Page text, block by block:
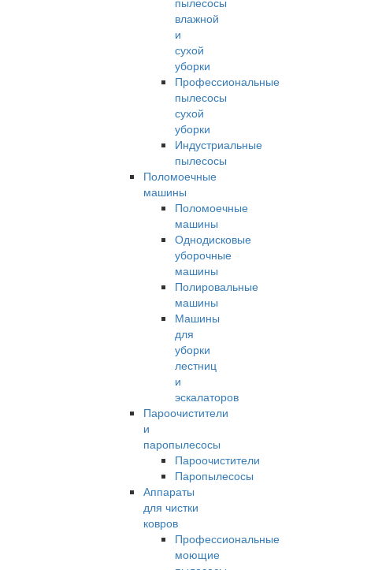
влажной
и
сухой
уборки
Профессиональные
пылесосы
сухой
уборки
Индустриальные
пылесосы
Поломоечные
машины
Поломоечные
машины
Однодисковые
уборочные
машины
Полировальные
машины
Машины
для
уборки
лестниц
и
эскалаторов
Пароочистители
и
паропылесосы
Пароочистители
Паропылесосы
Аппараты
для чистки
ковров
Профессиональные
моющие